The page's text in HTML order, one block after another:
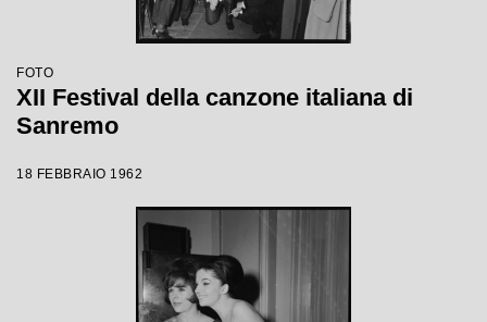
FOTO
XII Festival della canzone italiana di
Sanremo
18 FEBBRAIO 1962